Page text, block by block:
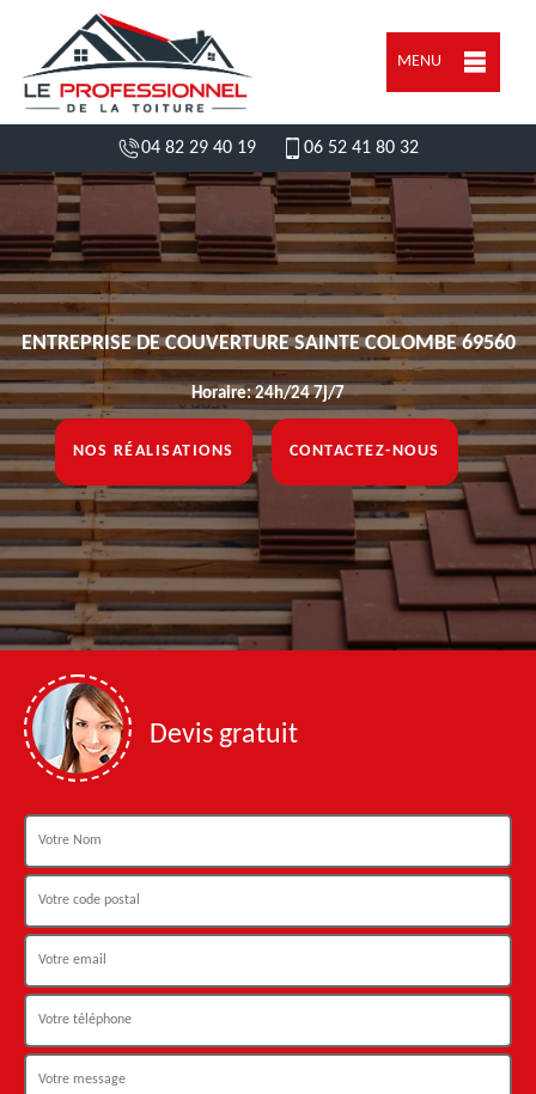
MENU
04 82 29 40 19 06 52 41 80 32
ENTREPRISE DE COUVERTURE SAINTE COLOMBE 69560
Horaire: 24h/24 7j/7
NOS RÉALISATIONS CONTACTEZ-NOUS
Devis gratuit